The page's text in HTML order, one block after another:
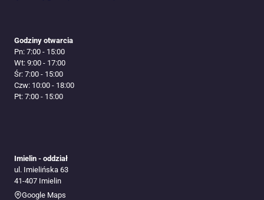
Godziny otwarcia
Pn: 7:00 - 15:00
Wt: 9:00 - 17:00
Śr: 7:00 - 15:00
Czw: 10:00 - 18:00
Pt: 7:00 - 15:00
Imielin - oddział
ul. Imielińska 63
41-407 Imielin
Google Maps